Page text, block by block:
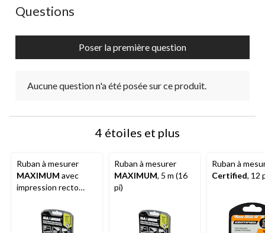
Aucune question n'a été posée sur ce produit.
Questions
Poser la première question
Aucune question n'a été posée sur ce produit.
4 étoiles et plus
Ruban à mesurer
MAXIMUM avec
impression recto
Ruban à mesurer
MAXIMUM, 5 m (16
pi)
Ruban à
Certified, 12